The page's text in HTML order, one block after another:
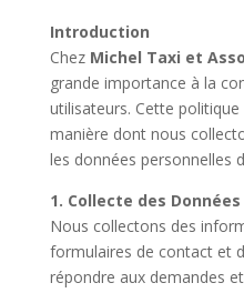
Introduction
Chez Michel Taxi et
grande importance à la
utilisateurs. Cette
manière dont nous
les données personnelles
1. Collecte des
Nous collectons des
formulaires de contact et
répondre aux demandes